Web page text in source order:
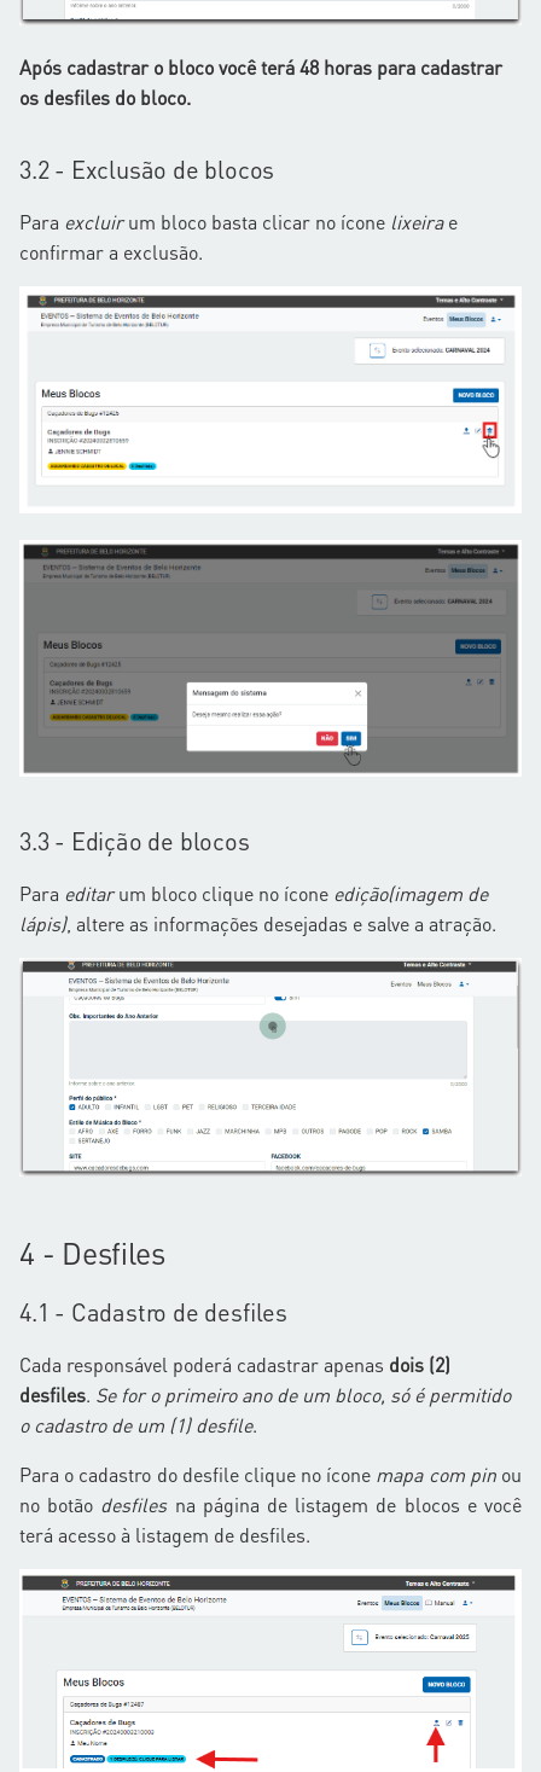
Após cadastrar o bloco você terá 48 horas para cadastrar
os desfiles do bloco.
3.2 - Exclusão de blocos
Para excluirum bloco basta clicar no ícone lixeirae
confirmar a exclusão.
3.3 - Edição de blocos
Para editarum bloco clique no ícone edição(imagem de
lápis), altere as informações desejadas e salve a atração.
4 - Desfiles
4.1 - Cadastro de desfiles
Cada responsável poderá cadastrar apenas dois (2)
desfiles. Se for o primeiro ano de um bloco, só é permitido
o cadastro de um (1) desfile.
Para o cadastro do desfile clique no ícone mapa com pinou
no botão desfilesna página de listagem de blocos e você
terá acesso à listagem de desfiles.